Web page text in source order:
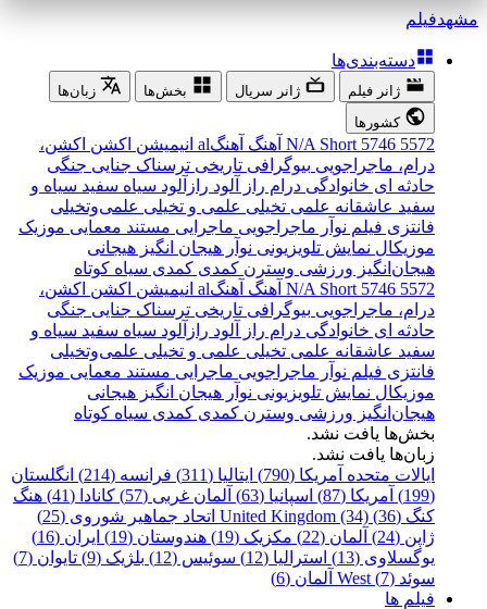
مشهدفیلم
دسته‌بندی‌ها
ژانر فیلم ژانر سریال بخش‌ها
زبان‌ها
کشورها
5572
5746
N/A Short آهنگ آهنگal انیمیشن اکشن اکشن،
درام، ماجراجویی بیوگرافی تاریخی ترسناک جنایی جنگی
حادثه ای خانوادگی درام راز آلود رازآلود سیاه سفید سیاه و
سفید عاشقانه علمی تخیلی علمی و تخیلی علمی‌و‌تخیلی
فانتزی فیلم نوآر ماجراجویی ماجرایی مستند معمایی موزیک
موزیکال نمایش تلویزیونی نوآر هیجان انگیز هیجانی
هیجان‌انگیز ورزشی وسترن کمدی کمدی سیاه کوتاه
5572
5746
N/A Short آهنگ آهنگal انیمیشن اکشن اکشن،
درام، ماجراجویی بیوگرافی تاریخی ترسناک جنایی جنگی
حادثه ای خانوادگی درام راز آلود رازآلود سیاه سفید سیاه و
سفید عاشقانه علمی تخیلی علمی و تخیلی علمی‌و‌تخیلی
فانتزی فیلم نوآر ماجراجویی ماجرایی مستند معمایی موزیک
موزیکال نمایش تلویزیونی نوآر هیجان انگیز هیجانی
هیجان‌انگیز ورزشی وسترن کمدی کمدی سیاه کوتاه
بخش‌ها یافت نشد.
زبان‌ها یافت نشد.
ایالات متحده آمریکا (790)
ایتالیا (311) فرانسه (214)
انگلستان
(199)
آمریکا (87) اسپانیا (63) آلمان غربی (57) کانادا (41)
هنگ
کنگ (36)
United Kingdom (34) اتحاد جماهیر شوروی (25)
ژاپن (24)
آلمان (22) مکزیک (19) هندوستان (19)
ایران (16)
یوگسلاوی (13)
استرالیا (12) سوئیس (12) بلژیک (9)
تایوان (7)
سوئد (7)
West آلمان (6)
فیلم ها